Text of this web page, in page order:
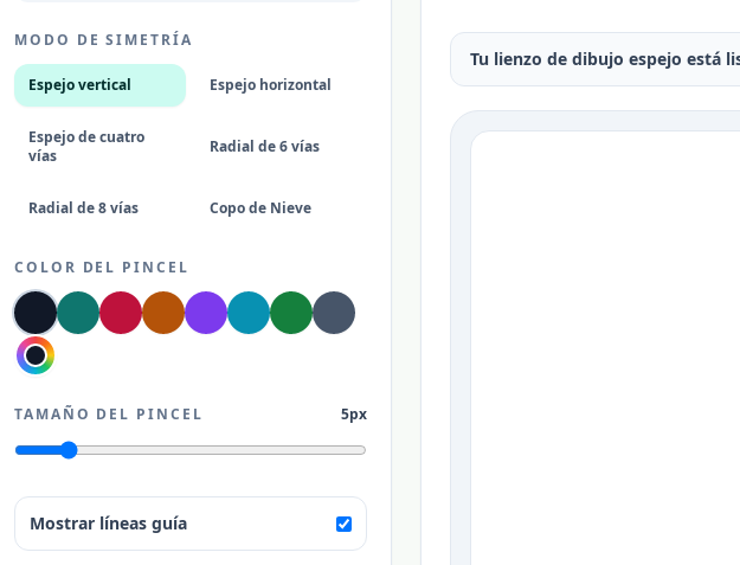
MODO DE SIMETRÍA
Espejo vertical Espejo horizontal
Espejo de cuatro
vías
Radial de 6 vías
Radial de 8 vías Copo de Nieve
COLOR DEL PINCEL
TAMAÑO DEL PINCEL 5px
Mostrar líneas guía
Tu lienzo de dibujo espejo está